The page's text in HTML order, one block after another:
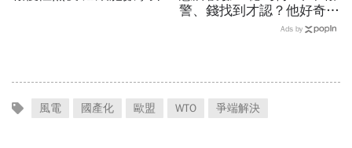
警、錢找到才認？他好奇：
當年財報怎麼編…陳時中背
Ads by
風電 國產化 歐盟 WTO 爭端解決